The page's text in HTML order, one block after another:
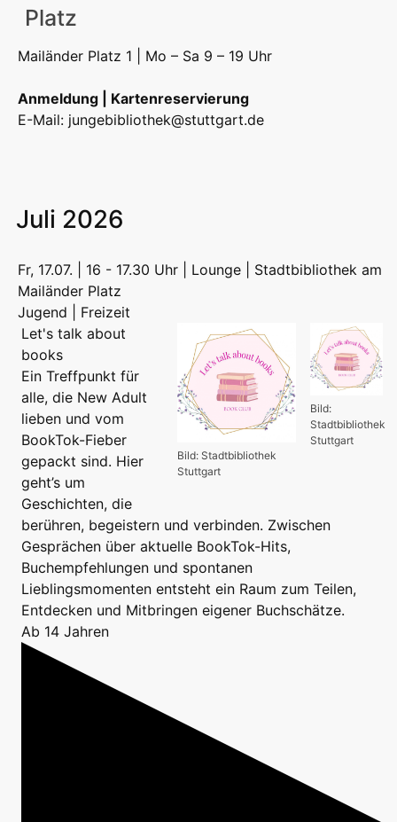
Platz
Mailänder Platz 1 | Mo – Sa 9 – 19 Uhr
Anmeldung | Kartenreservierung
E-Mail: jungebibliothek@stuttgart.de
Juli 2026
Fr, 17.07. | 16 - 17.30 Uhr | Lounge | Stadtbibliothek am
Mailänder Platz
Jugend | Freizeit
Bild:
Stadtbibliothek
Stuttgart
Bild: Stadtbibliothek
Stuttgart
Let's talk about
books
Ein Treffpunkt für
alle, die New Adult
lieben und vom
BookTok-Fieber
gepackt sind. Hier
geht’s um
Geschichten, die
berühren, begeistern und verbinden. Zwischen
Gesprächen über aktuelle BookTok-Hits,
Buchempfehlungen und spontanen
Lieblingsmomenten entsteht ein Raum zum Teilen,
Entdecken und Mitbringen eigener Buchschätze.
Ab 14 Jahren